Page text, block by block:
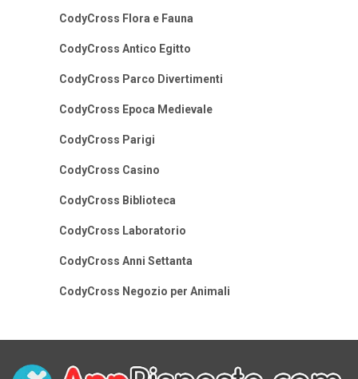
CodyCross Flora e Fauna
CodyCross Antico Egitto
CodyCross Parco Divertimenti
CodyCross Epoca Medievale
CodyCross Parigi
CodyCross Casino
CodyCross Biblioteca
CodyCross Laboratorio
CodyCross Anni Settanta
CodyCross Negozio per Animali